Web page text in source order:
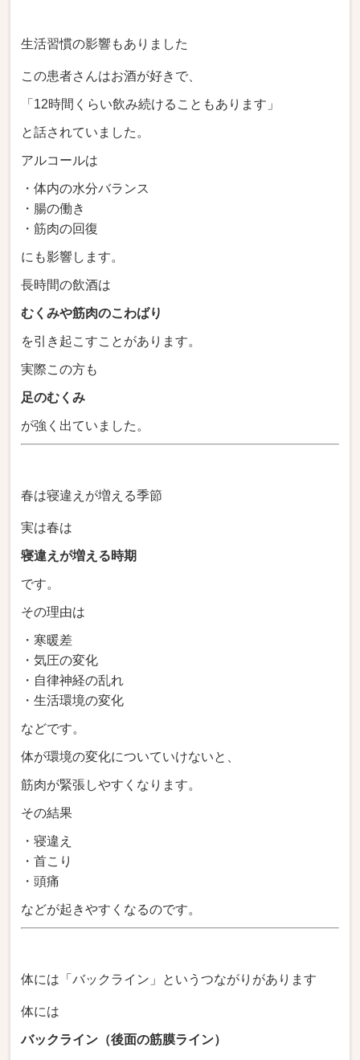
生活習慣の影響もありました
この患者さんはお酒が好きで、
「12時間くらい飲み続けることもあります」
と話されていました。
アルコールは
・体内の水分バランス
・腸の働き
・筋肉の回復
にも影響します。
長時間の飲酒は
むくみや筋肉のこわばり
を引き起こすことがあります。
実際この方も
足のむくみ
が強く出ていました。
春は寝違えが増える季節
実は春は
寝違えが増える時期
です。
その理由は
・寒暖差
・気圧の変化
・自律神経の乱れ
・生活環境の変化
などです。
体が環境の変化についていけないと、
筋肉が緊張しやすくなります。
その結果
・寝違え
・首こり
・頭痛
などが起きやすくなるのです。
体には「バックライン」というつながりがあります
体には
バックライン（後面の筋膜ライン）